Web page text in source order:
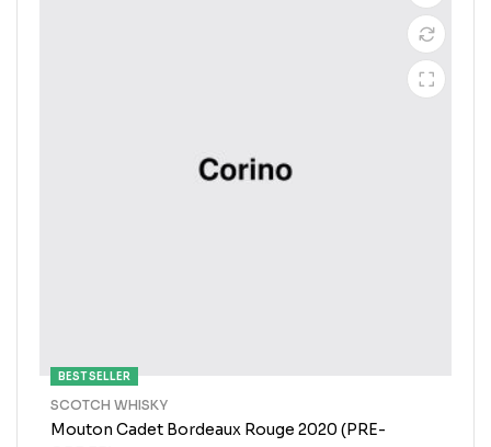
BEST SELLER
Mouton Cadet Bordeaux Rouge 2020 (PRE-
SCOTCH WHISKY